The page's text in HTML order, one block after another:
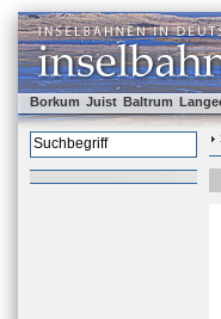
Borkum Juist Baltrum